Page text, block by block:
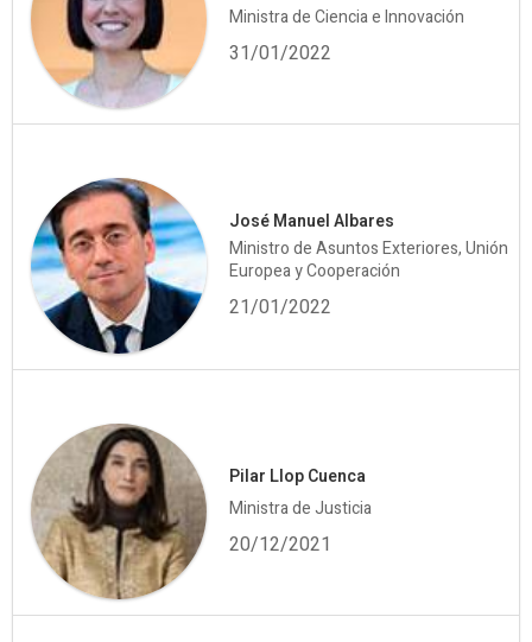
Ministra de Ciencia e Innovación
31/01/2022
José Manuel Albares
Ministro de Asuntos Exteriores, Unión
Europea y Cooperación
21/01/2022
Pilar Llop Cuenca
Ministra de Justicia
20/12/2021